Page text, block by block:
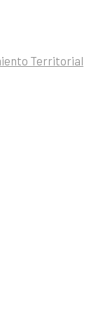
Territorial